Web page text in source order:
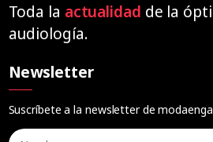
Toda la actualidad de la
audiología.
Newsletter
Suscríbete a la newsletter de